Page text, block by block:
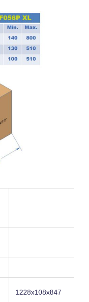
1228x108x847